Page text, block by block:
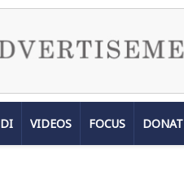
VIDEOS FOCUS